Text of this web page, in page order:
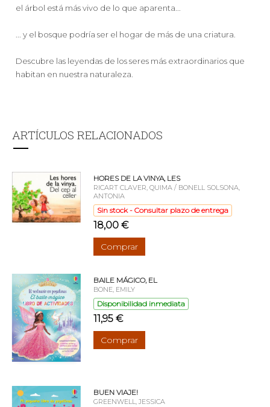
el árbol está más vivo de lo que aparenta...
... y el bosque podría ser el hogar de más de una criatura.
Descubre las leyendas de los seres más extraordinarios que
habitan en nuestra naturaleza.
ARTÍCULOS RELACIONADOS
HORES DE LA VINYA, LES
RICART CLAVER, QUIMA / BONELL SOLSONA,
ANTONIA
Sin stock - Consultar plazo de entrega
18,00 €
Comprar
BAILE MÁGICO, EL
BONE, EMILY
Disponibilidad inmediata
11,95 €
Comprar
BUEN VIAJE!
GREENWELL, JESSICA